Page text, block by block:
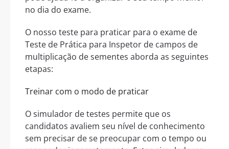
no dia do exame.
O nosso teste para praticar para o exame de
Teste de Prática para Inspetor de campos de
multiplicação de sementes aborda as seguintes
etapas:
Treinar com o modo de praticar
O simulador de testes permite que os
candidatos avaliem seu nível de conhecimento
sem precisar de se preocupar com o tempo ou